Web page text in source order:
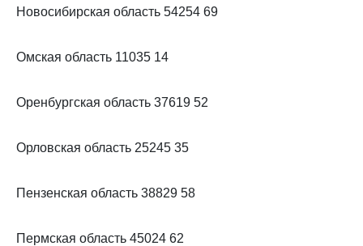
Новосибирская область 54254 69
Омская область 11035 14
Оренбургская область 37619 52
Орловская область 25245 35
Пензенская область 38829 58
Пермская область 45024 62